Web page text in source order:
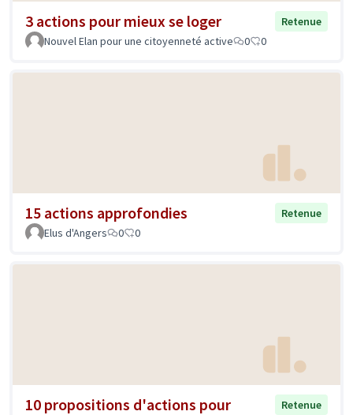
3 actions pour mieux se loger
Retenue
Nouvel Elan pour une citoyenneté active
0 0
15 actions approfondies
Retenue
Elus d'Angers
0 0
10 propositions d'actions pour
Retenue